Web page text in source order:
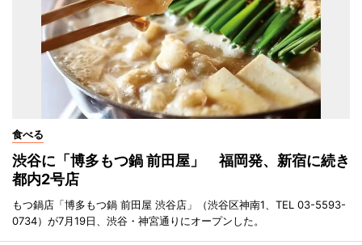
食べる
渋谷に「博多もつ鍋 前田屋」 福岡発、新宿に続き
都内2号店
もつ鍋店「博多もつ鍋 前田屋 渋谷店」（渋谷区神南1、TEL 03-5593-
0734）が7月19日、渋谷・神宮通りにオープンした。